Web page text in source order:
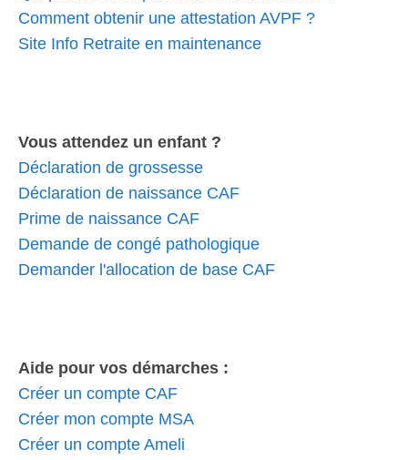
Comment obtenir une attestation AVPF ?
Site Info Retraite en maintenance
Vous attendez un enfant ?
Déclaration de grossesse
Déclaration de naissance CAF
Prime de naissance CAF
Demande de congé pathologique
Demander l'allocation de base CAF
Aide pour vos démarches :
Créer un compte CAF
Créer mon compte MSA
Créer un compte Ameli